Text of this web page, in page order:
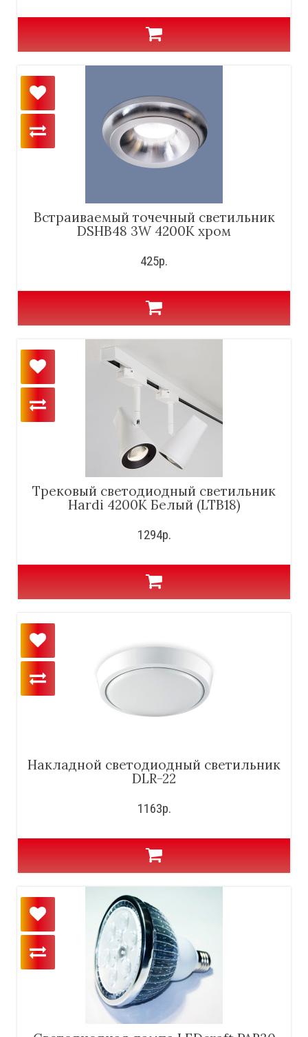
Встраиваемый точечный светильник
DSHB48 3W 4200K хром
425р.
Трековый светодиодный светильник
Hardi 4200K Белый (LTB18)
1294р.
Накладной светодиодный светильник
DLR-22
1163р.